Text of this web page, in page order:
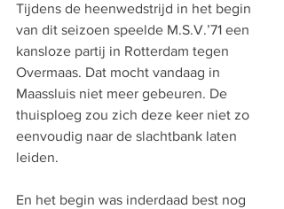
Tijdens de heenwedstrijd in het begin
van dit seizoen speelde M.S.V.’71 een
kansloze partij in Rotterdam tegen
Overmaas. Dat mocht vandaag in
Maassluis niet meer gebeuren. De
thuisploeg zou zich deze keer niet zo
eenvoudig naar de slachtbank laten
leiden.
En het begin was inderdaad best nog